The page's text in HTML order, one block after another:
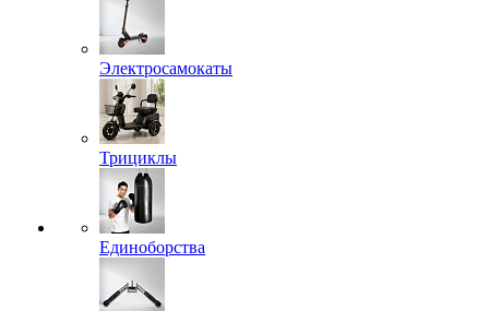
Электросамокаты
Трициклы
Единоборства